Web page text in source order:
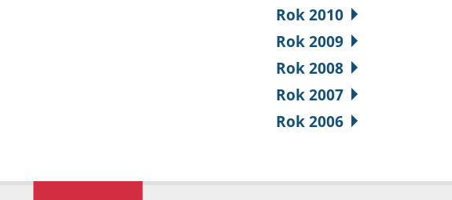
Rok 2010
Rok 2009
Rok 2008
Rok 2007
Rok 2006